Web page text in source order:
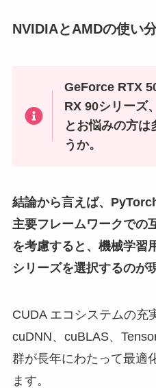
NVIDIAとAMDの使い
GeForce RTX
RX 90シリーズ
とお悩みの方は
うか。
結論から言えば、
主要フレームワークでの
を考慮すると、 機械学習
シリーズを選択するのが
CUDA エコシステムの充
cuDNN、cuBLAS、
群が長年にわたって最適
ます。